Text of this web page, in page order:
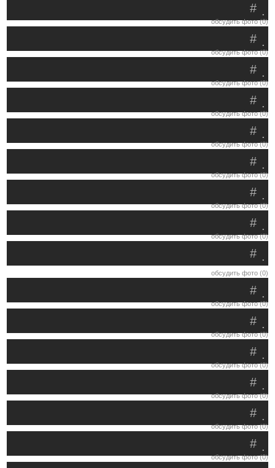
.
#
обсудить фото (0)
.
#
обсудить фото (0)
.
#
обсудить фото (0)
.
#
обсудить фото (0)
.
#
обсудить фото (0)
.
#
обсудить фото (0)
.
#
обсудить фото (0)
.
#
обсудить фото (0)
.
#
обсудить фото (0)
.
#
обсудить фото (0)
.
#
обсудить фото (0)
.
#
обсудить фото (0)
.
#
обсудить фото (0)
.
#
обсудить фото (0)
.
#
обсудить фото (0)